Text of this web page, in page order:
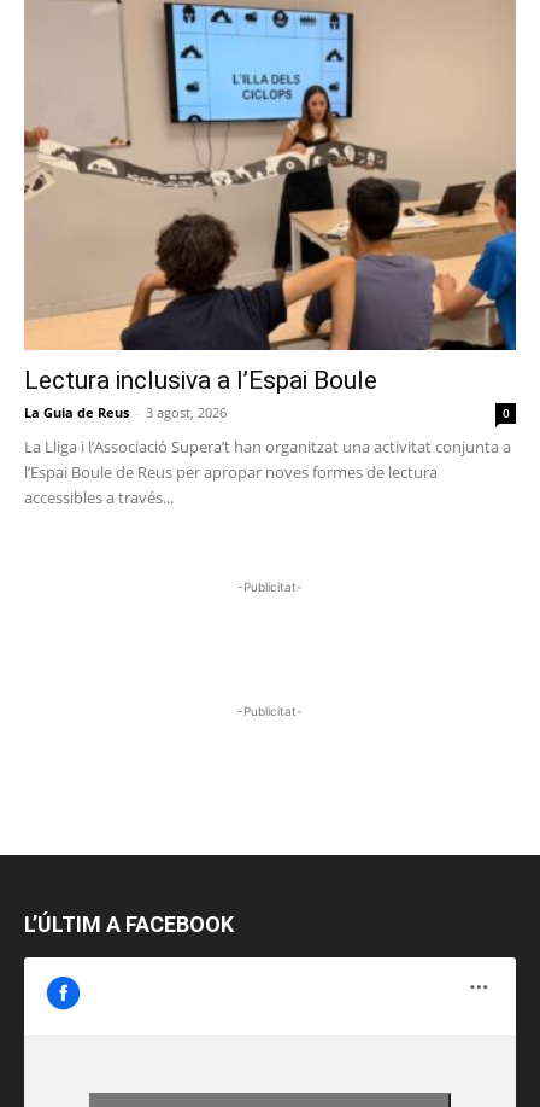
Lectura inclusiva a l’Espai Boule
La Guia de Reus - 3 agost, 2026 0
La Lliga i l’Associació Supera’t han organitzat una activitat conjunta a
l’Espai Boule de Reus per apropar noves formes de lectura
accessibles a través...
-Publicitat-
-Publicitat-
L’ÚLTIM A FACEBOOK